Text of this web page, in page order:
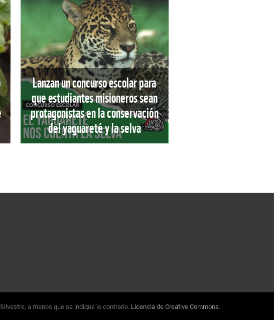
Lanzan un concurso escolar para
que estudiantes misioneros sean
protagonistas en la conservación
del yaguareté y la selva
a menos que se indique lo contrario. Licencia de Creative Commons.